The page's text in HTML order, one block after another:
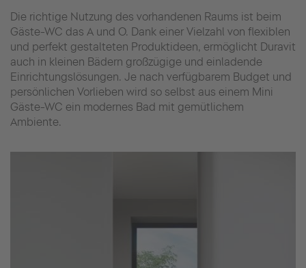
Die richtige Nutzung des vorhandenen Raums ist beim
Gäste-WC das A und O. Dank einer Vielzahl von flexiblen
und perfekt gestalteten Produktideen, ermöglicht Duravit
auch in kleinen Bädern großzügige und einladende
Einrichtungslösungen. Je nach verfügbarem Budget und
persönlichen Vorlieben wird so selbst aus einem Mini
Gäste-WC ein modernes Bad mit gemütlichem
Ambiente.